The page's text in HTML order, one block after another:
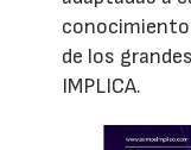
de los
IMPLICA.